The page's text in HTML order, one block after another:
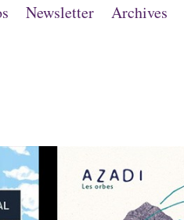
Newsletter Archives